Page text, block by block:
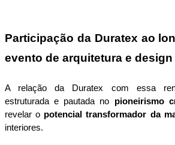
Participação da Duratex ao
evento de arquitetura e design
A relação da Duratex com essa
estruturada e pautada no pioneirismo
revelar o potencial transformador da
interiores.